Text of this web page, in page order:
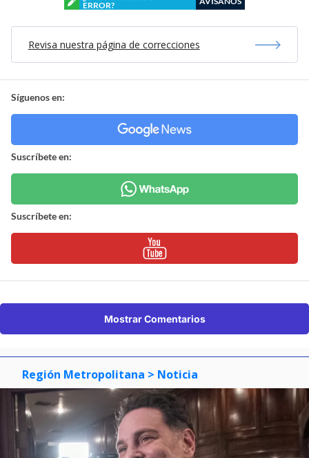
ERROR?
Revisa nuestra página de correcciones
Síguenos en:
Suscríbete en:
Suscríbete en:
Mostrar Comentarios
Región Metropolitana > Noticia